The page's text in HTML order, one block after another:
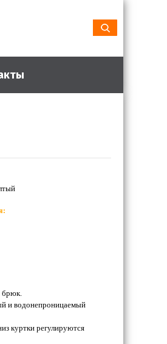
брюк.
и водонепроницаемый
куртки регулируются